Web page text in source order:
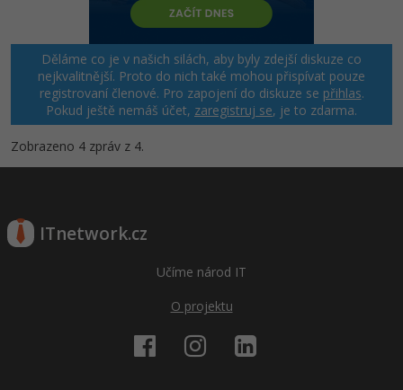
Windows
Linux
Sítě
Kybernetická bezpečnost
Fórum
Děláme co je v našich silách, aby byly zdejší diskuze co
nejkvalitnější. Proto do nich také mohou přispívat pouze
registrovaní členové. Pro zapojení do diskuze se přihlas.
Pokud ještě nemáš účet, zaregistruj se, je to zdarma.
Zobrazeno 4 zpráv z 4.
ITnetwork.cz
Učíme národ IT
O projektu